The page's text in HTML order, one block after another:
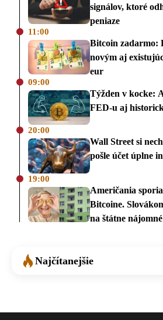
signálov, ktoré
peniaze
11:00
Bitcoin zadarmo:
novým aj
eur
09:00
Týžden v kocke:
FED-u aj
20:00
Wall Street si
pošle účet úplne
19:00
Američania
Bitcoine.
na štátne
Najčítanejšie